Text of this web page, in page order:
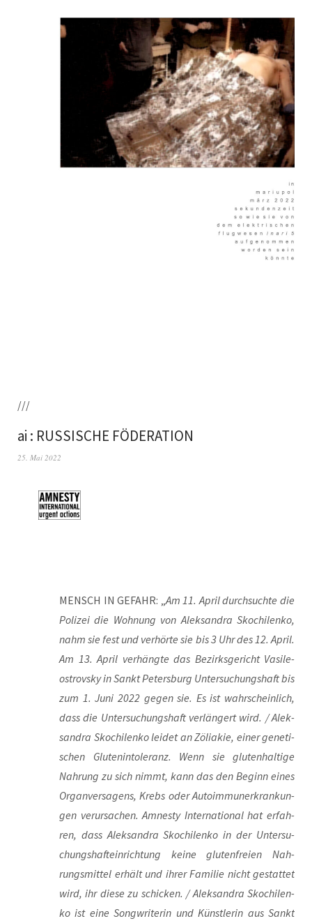
///
ai : RUSSISCHE FÖDERATION
25. Mai 2022
MENSCH IN GEFAHR: „Am 11. April durch­such­te die
Poli­zei die Woh­nung von Alek­san­dra Skoch­i­len­ko,
nahm sie fest und ver­hör­te sie bis 3 Uhr des 12. April.
Am 13. April ver­häng­te das Bezirks­ge­richt Vasi­le­
ostrovs­ky in Sankt Peters­burg Unter­su­chungs­haft bis
zum 1. Juni 2022 gegen sie. Es ist wahr­schein­lich,
dass die Unter­su­chungs­haft ver­län­gert wird. / Alek­
san­dra Skoch­i­len­ko lei­det an Zöli­a­kie, einer gene­ti­
schen Glu­ten­in­to­le­ranz. Wenn sie glu­ten­hal­ti­ge
Nah­rung zu sich nimmt, kann das den Beginn eines
Organ­ver­sa­gens, Krebs oder Auto­im­mun­erkran­kun­
gen ver­ur­sa­chen. Amnes­ty Inter­na­tio­nal hat erfah­
ren, dass Alek­san­dra Skoch­i­len­ko in der Unter­su­
chungs­haft­ein­rich­tung kei­ne glu­ten­frei­en Nah­
rungs­mit­tel erhält und ihrer Fami­lie nicht gestat­tet
wird, ihr die­se zu schi­cken. / Alek­san­dra Skoch­i­len­
ko ist eine Song­wri­te­rin und Künst­le­rin aus Sankt